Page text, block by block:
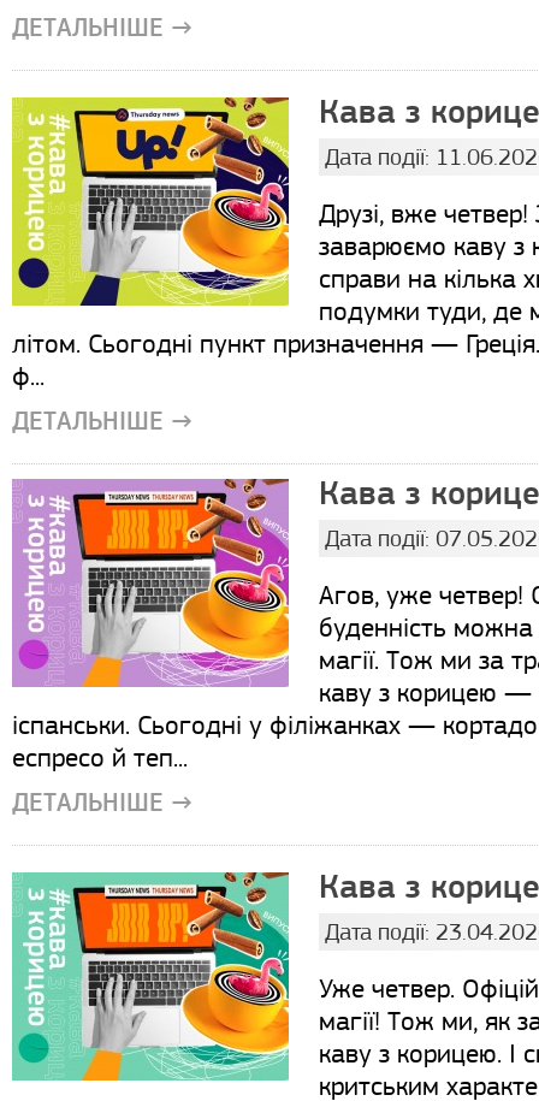
ДЕТАЛЬНІШЕ →
Кава з
Дата події:
Друзі, вже
заварюємо каву з
справи на кілька
подумки туди, де
літом. Сьогодні пункт призначення —
ф...
ДЕТАЛЬНІШЕ →
Кава з
Дата події:
Агов, уже четвер!
буденність
магії. Тож ми за
каву з корицею —
іспанськи. Сьогодні у філіжанках —
еспресо й теп...
ДЕТАЛЬНІШЕ →
Кава з
Дата події:
Уже четвер.
магії! Тож ми, як
каву з корицею. І
критським